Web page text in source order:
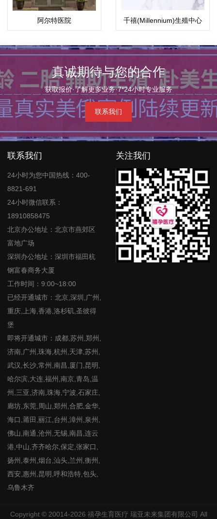
阿尔特医院 千禧(Millennium)生殖中心
真诚期待与您的合作
获取报价·了解更多业务·7*24小时专业服务
联系我们
联系我们
24小时为您中国热线：400-
8821-691
24小时微信联系：
18910858475
北京办公地址：北京市燕郊区
富地广场
深圳办公地址：深圳市福田杭
钢富春商务大厦
工作时间：9:00~18:00
已经开通城市：北京,深圳,广州,
重庆,上海,香港,洛杉矶,圣彼得
堡
即将开通城市：成都,苏州,郑州,
济南,广州,珠海,杭州,天津,苏州,
武汉,长沙,常州,南昌,厦门,昆明,
哈尔滨,大连,福州,南京,青岛,温
州,三亚,济南,珠海,宁波,石家庄,
廊坊,东莞,周山,郑州,合肥,金华,
海口,莆田,丽江,台州,漳州,泉州,
佛山,南通,沧州,无锡,南昌,连云
港,中山,齐齐哈尔,保定,张家口,
扬州,泰州,烟台,汕头,兰州,衡州,
西安,惠州,昆明,呼和浩特,包头,
乌鲁木齐
关注我们
Copyright © 20014-2026 禧孕生育医疗 瑞亚未来集团有限公司 All